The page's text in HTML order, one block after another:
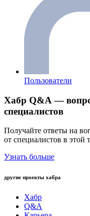
Пользователи
Хабр Q&A —
специалистов
Получайте ответы на
от специалистов в этой
Узнать больше
другие проекты хабра
Хабр
Q&A